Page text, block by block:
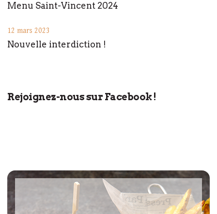
Menu Saint-Vincent 2024
12 mars 2023
Nouvelle interdiction !
Rejoignez-nous sur Facebook !